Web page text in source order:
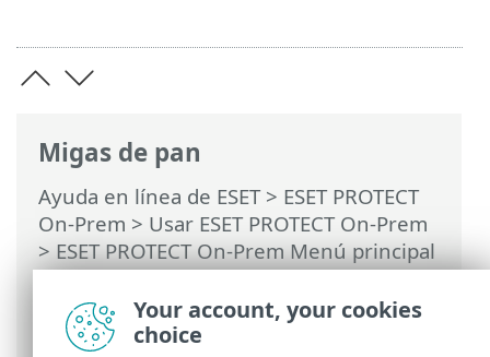
Migas de pan
Ayuda en línea de ESET> ESET PROTECT
On-Prem > Usar ESET PROTECT On-Prem
> ESET PROTECT On-Prem Menú principal
>Más>Derechos de acceso>Conjuntos
de permisos> Administrar conjuntos de
permisos
Your account, your cookies
choice